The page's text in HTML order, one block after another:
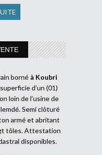
borné à Koubri
d’un (01)
loin de l’usine de
Semi clôturé
armé et abritant
tôles. Attestation
disponibles.